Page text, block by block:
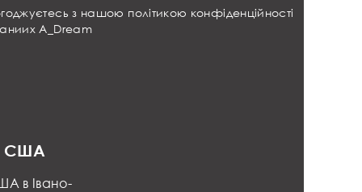
з нашою політикою конфіденційності
A_Dream
США
в Івано-